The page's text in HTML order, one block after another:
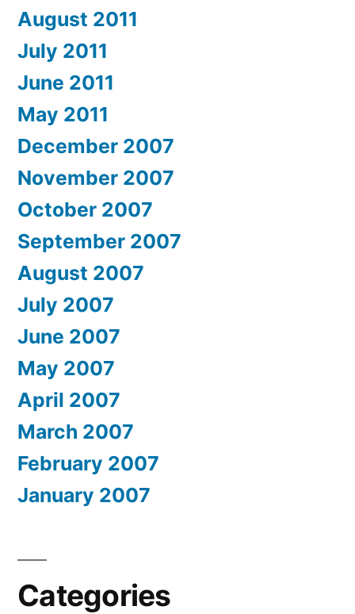
August 2011
July 2011
June 2011
May 2011
December 2007
November 2007
October 2007
September 2007
August 2007
July 2007
June 2007
May 2007
April 2007
March 2007
February 2007
January 2007
Categories